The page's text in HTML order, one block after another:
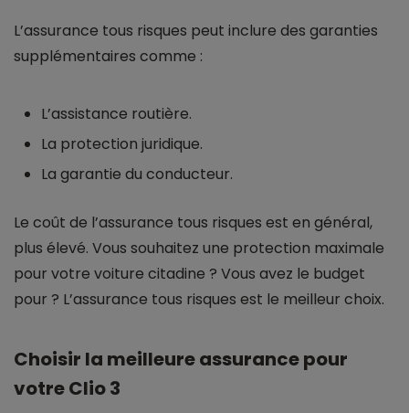
L’assurance tous risques peut inclure des garanties
supplémentaires comme :
L’assistance routière.
La protection juridique.
La garantie du conducteur.
Le coût de l’assurance tous risques est en général,
plus élevé. Vous souhaitez une protection maximale
pour votre voiture citadine ? Vous avez le budget
pour ? L’assurance tous risques est le meilleur choix.
Choisir la meilleure assurance pour
votre Clio 3